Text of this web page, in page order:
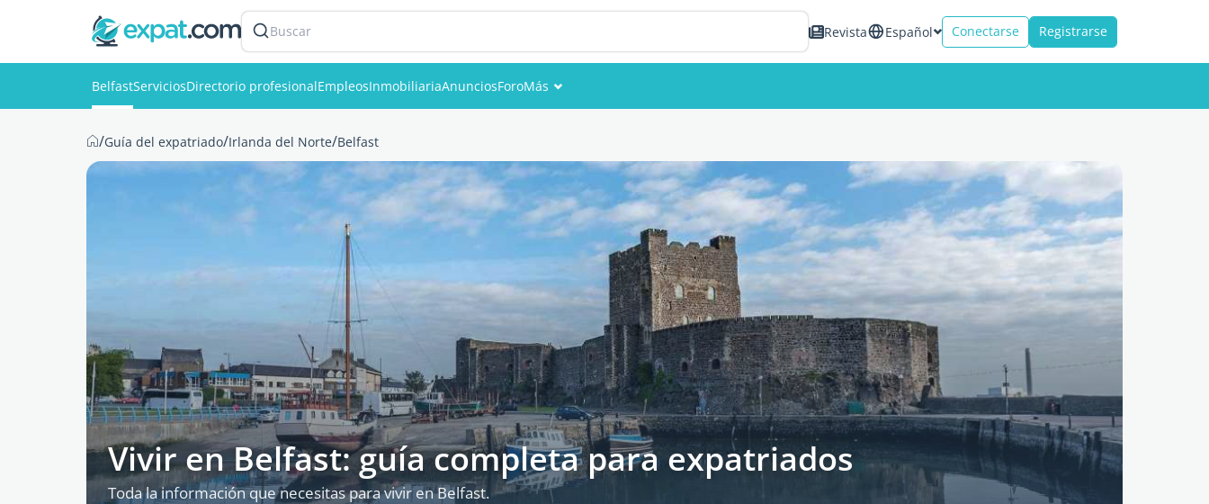
Buscar Revista Español Conectarse Registrarse
BelfastServiciosDirectorio profesionalEmpleosInmobiliariaAnunciosForoMás
Miembros
Fotos
/Guía del expatriado/Irlanda del Norte/Belfast
Vivir en Belfast: guía completa para expatriados
Toda la información que necesitas para vivir en Belfast.